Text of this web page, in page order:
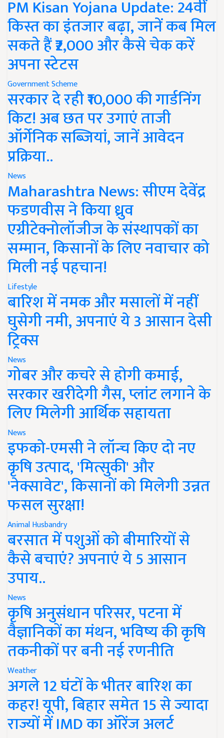
PM Kisan Yojana Update: 24वीं
किस्त का इंतजार बढ़ा, जानें कब मिल
सकते हैं ₹2,000 और कैसे चेक करें
अपना स्टेटस
Government Scheme
सरकार दे रही ₹10,000 की गार्डनिंग
किट! अब छत पर उगाएं ताजी
ऑर्गेनिक सब्जियां, जानें आवेदन
प्रक्रिया..
News
Maharashtra News: सीएम देवेंद्र
फडणवीस ने किया ध्रुव
एग्रीटेक्नोलॉजीज के संस्थापकों का
सम्मान, किसानों के लिए नवाचार को
मिली नई पहचान!
Lifestyle
बारिश में नमक और मसालों में नहीं
घुसेगी नमी, अपनाएं ये 3 आसान देसी
ट्रिक्स
News
गोबर और कचरे से होगी कमाई,
सरकार खरीदेगी गैस, प्लांट लगाने के
लिए मिलेगी आर्थिक सहायता
News
इफको-एमसी ने लॉन्च किए दो नए
कृषि उत्पाद, 'मित्सुकी' और
'नेक्सावेट', किसानों को मिलेगी उन्नत
फसल सुरक्षा!
Animal Husbandry
बरसात में पशुओं को बीमारियों से
कैसे बचाएं? अपनाएं ये 5 आसान
उपाय..
News
कृषि अनुसंधान परिसर, पटना में
वैज्ञानिकों का मंथन, भविष्य की कृषि
तकनीकों पर बनी नई रणनीति
Weather
अगले 12 घंटों के भीतर बारिश का
कहर! यूपी, बिहार समेत 15 से ज्यादा
राज्यों में IMD का ऑरेंज अलर्ट